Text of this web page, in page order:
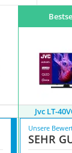
Jvc LT-
Unsere
SEHR